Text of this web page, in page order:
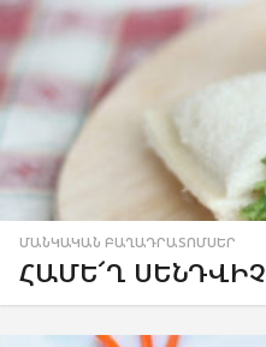
ՄԱՆԿԱԿԱՆ ԲԱՂԱԴՐԱՏՈՄՍԵՐ
ՀԱՄԵ՜Ղ ՍԵՆԴՎԻՉ